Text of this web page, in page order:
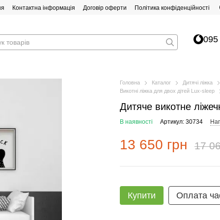
Контактна інформація Договір оферти Політика конфіденційності
095
Головна Каталог Дитячі ліжка
Викотні ліжка для двох дітей Lux-sleep
Дитяче викотне
В наявності Артикул: 30734
13 650 грн 17
Купити Оплата